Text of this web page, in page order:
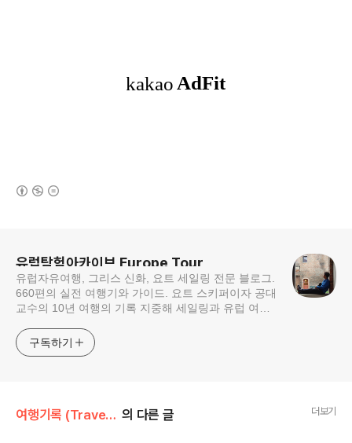
유럽탐험아카이브 Europe Tour
Information
유럽자유여행, 그리스 신화, 요트 세일링 전문 블로그.
660편의 실전 여행기와 가이드. 요트 스키퍼이자 공대
교수의 10년 여행의 기록 지중해 세일링과 유럽 여행
아티아 여행
구독하기
여행기록 (Travel Journals)/그리스여행기 의 다른 글 더보기